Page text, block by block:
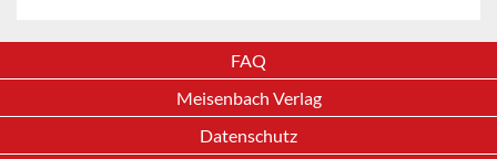
FAQ
Meisenbach Verlag
Datenschutz